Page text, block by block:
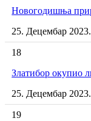
Новогодишња
25. Децембар 2023.
18
Златибор окупио
25. Децембар 2023.
19